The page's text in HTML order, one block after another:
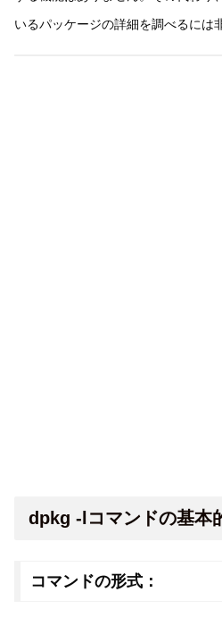
いるパッケージの詳細を調べるには
dpkg -lコマンドの基本
コマンドの形式：